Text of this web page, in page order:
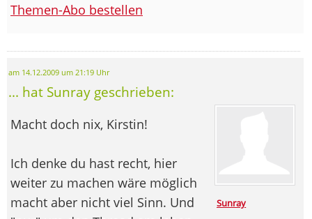
Themen-Abo bestellen
am 14.12.2009 um 21:19 Uhr
... hat Sunray geschrieben:
Sunray
Macht doch nix, Kirstin!
Ich denke du hast recht, hier
weiter zu machen wäre möglich
macht aber nicht viel Sinn. Und